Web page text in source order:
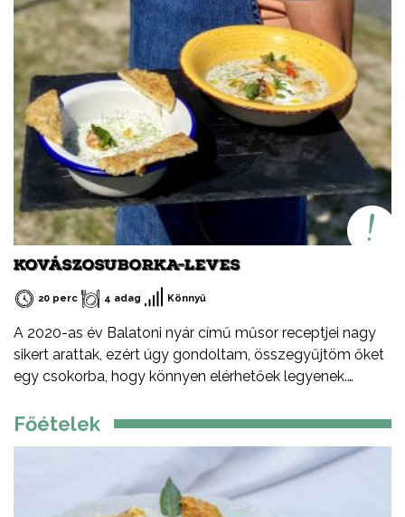
minden időszakában elkészítheted, mint ahogy a
Balatont is egész évben látogathatod! Jó főzést, és jó
étvágyát kívánok!
KOVÁSZOSUBORKA-LEVES
20 perc 4 adag Könnyű
A 2020-as év Balatoni nyár című műsor receptjei nagy
sikert arattak, ezért úgy gondoltam, összegyűjtöm őket
egy csokorba, hogy könnyen elérhetőek legyenek.
minden időszakában elkészítheted, mint ahogy a
Főételek